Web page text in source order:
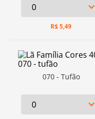
R$5,49
070 - Tufão